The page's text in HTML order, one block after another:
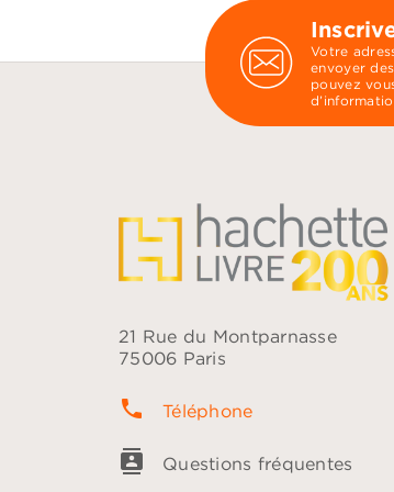
Votre
envoyer
pouvez
21 Rue du Montparnasse
75006 Paris
phone Téléphone
contacts Questions fréquentes